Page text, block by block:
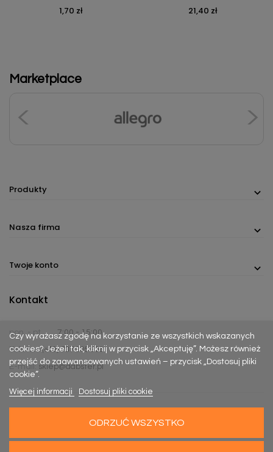
Cena
1,70 zł Cena
21,40 zł
Marketplace
Produkty
Nasza firma
Twoje konto
Czy wyrażasz zgodę na korzystanie ze wszystkich wskazanych
cookies? Jeżeli tak, kliknij w przycisk „Akceptuję”. Możesz również
przejść do zaawansowanych ustawień – przycisk „Dostosuj pliki
cookie”.
Więcej informacji
Dostosuj pliki cookie
ODRZUĆ WSZYSTKO
Kontakt
pon. - pt.
7:00 - 15:00
Telefon:(+48) 737 305 306
E-mail: sklep@dabster.pl